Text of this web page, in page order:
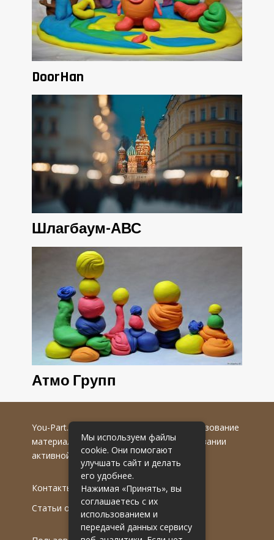
DoorHan
Шлагбаум-АВС
Атмо Групп
You-Part.ru
© 2016-2022 гг. Любое использование
материалов допускается только при указании
активной гиперссылки на первоисточник.
Контакты
Статьи от эксперта
Мы используем файлы
cookie. Они помогают
улучшать сайт и делать
его удобнее.
Нажимая «Принять», вы
соглашаетесь с их
использованием и
передачей данных сервису